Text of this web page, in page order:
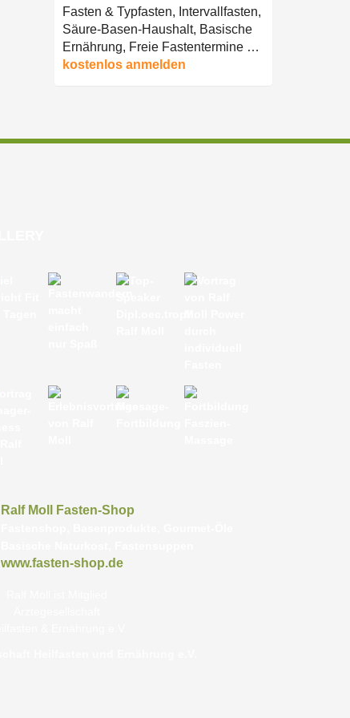
Fasten & Typfasten, Intervallfasten,
Säure-Basen-Haushalt, Basische
Ernährung, Freie Fastentermine …
kostenlos anmelden
Ralf Moll Fasten-Shop
www.fasten-shop.de